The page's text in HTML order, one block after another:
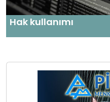
Hak kullanımı